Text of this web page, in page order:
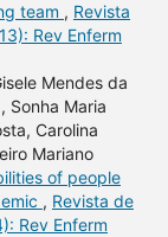
team , Revista
Rev Enferm
Mendes da
Sonha Maria
Carolina
Mariano
of people
, Revista de
Rev Enferm